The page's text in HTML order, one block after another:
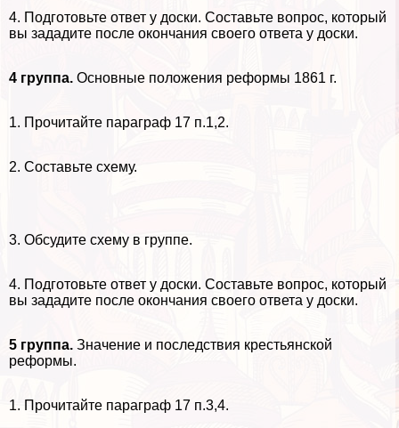
4. Подготовьте ответ у доски. Составьте вопрос, который
вы зададите после окончания своего ответа у доски.
4 группа. Основные положения реформы 1861 г.
1. Прочитайте параграф 17 п.1,2.
2. Составьте схему.
3. Обсудите схему в группе.
4. Подготовьте ответ у доски. Составьте вопрос, который
вы зададите после окончания своего ответа у доски.
5 группа. Значение и последствия крестьянской
реформы.
1. Прочитайте параграф 17 п.3,4.